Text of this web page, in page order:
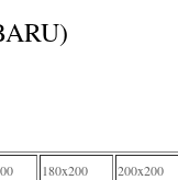
180x200
200x200